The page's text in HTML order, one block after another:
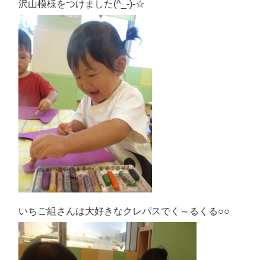
沢山模様をつけました(^_-)-☆
いちご組さんは大好きなクレパスでく～るくる○○